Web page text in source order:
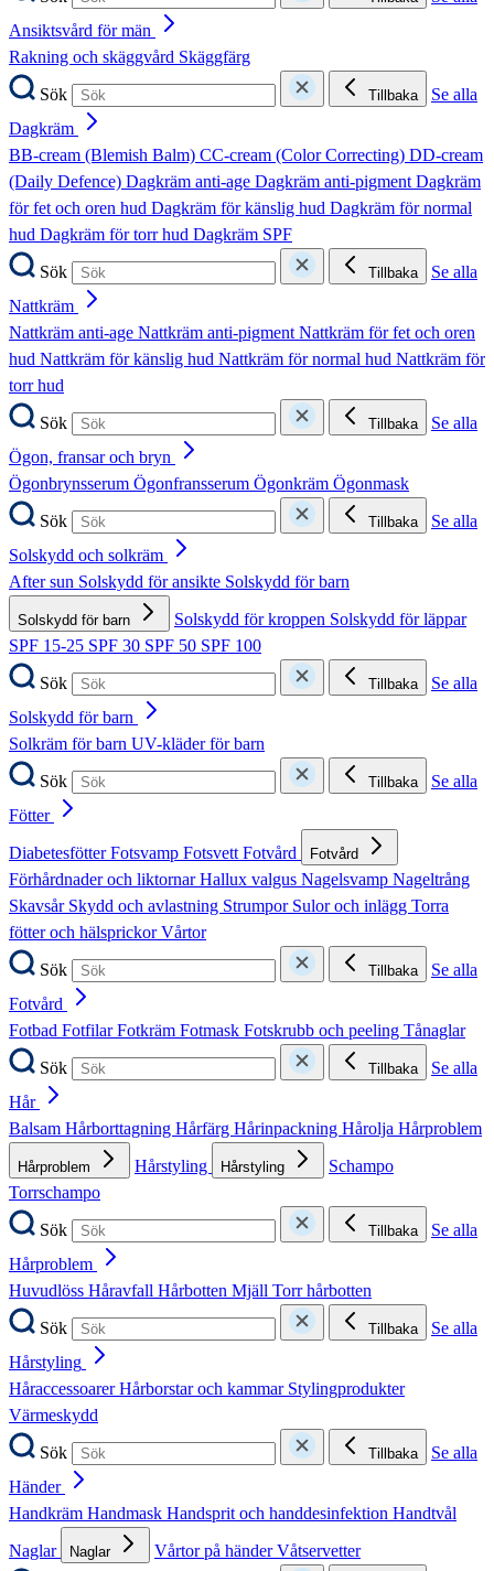
Ansiktsvård för män
Rakning och skäggvård Skäggfärg
Sök
Tillbaka
Se alla
Dagkräm
BB-cream (Blemish Balm) CC-cream (Color Correcting) DD-cream
(Daily Defence) Dagkräm anti-age Dagkräm anti-pigmentDagkräm
för fet och oren hud Dagkräm för känslig hud Dagkräm för normal
hud Dagkräm för torr hud Dagkräm SPF
Sök
Tillbaka
Se alla
Nattkräm
Nattkräm anti-age Nattkräm anti-pigmentNattkräm för fet och oren
hud Nattkräm för känslig hud Nattkräm för normal hud Nattkräm för
torr hud
Sök
Tillbaka
Se alla
Ögon, fransar och bryn
Ögonbrynsserum Ögonfransserum Ögonkräm Ögonmask
Sök
Tillbaka
Se alla
Solskydd och solkräm
After sun Solskydd för ansikte Solskydd för barn
Solskydd för barn Solskydd för kroppen Solskydd för läppar
SPF 15-25 SPF 30 SPF 50 SPF 100
Sök
Tillbaka
Se alla
Solskydd för barn
Solkräm för barn UV-kläder för barn
Sök
Tillbaka
Se alla
Fötter
DiabetesfötterFotsvamp FotsvettFotvård Fotvård
Förhårdnader och liktornarHallux valgus Nagelsvamp Nageltrång
Skavsår Skydd och avlastning Strumpor Sulor och inlägg Torra
fötter och hälsprickorVårtor
Sök
Tillbaka
Se alla
Fotvård
Fotbad FotfilarFotkräm Fotmask Fotskrubb och peeling Tånaglar
Sök
Tillbaka
Se alla
Hår
Balsam Hårborttagning Hårfärg Hårinpackning Hårolja Hårproblem
Hårproblem Hårstyling Hårstyling
Schampo
Torrschampo
Sök
Tillbaka
Se alla
Hårproblem
Huvudlöss Håravfall Hårbotten Mjäll Torr hårbotten
Sök
Tillbaka
Se alla
Hårstyling
HåraccessoarerHårborstar och kammar Stylingprodukter
Värmeskydd
Sök
Tillbaka
Se alla
Händer
Handkräm Handmask Handsprit och handdesinfektion Handtvål
Naglar
Naglar Vårtor på händerVåtservetter